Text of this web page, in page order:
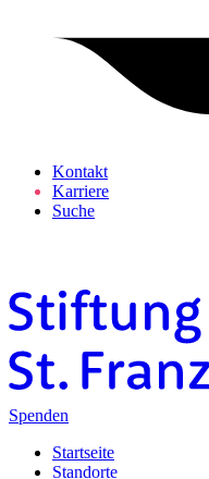
Kontakt
Karriere
Suche
Spenden
Startseite
Standorte